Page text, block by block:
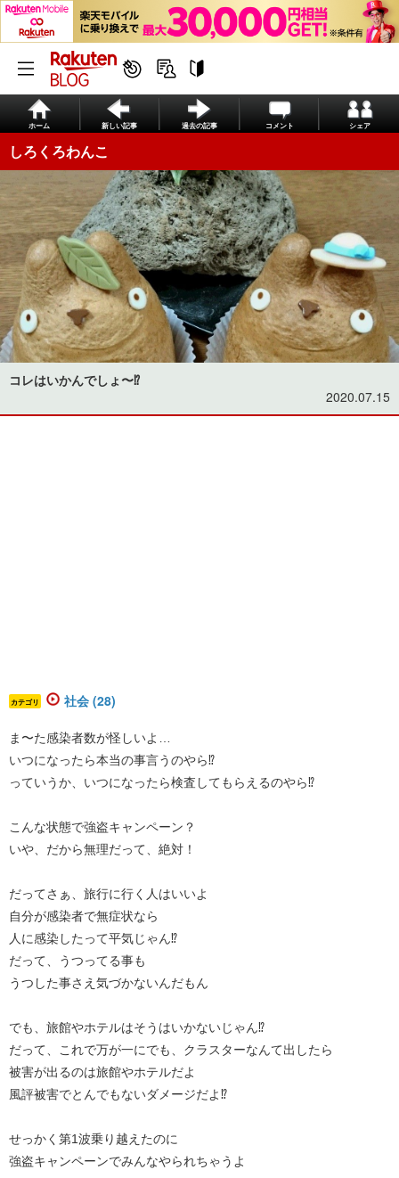
ホーム 新しい記事 過去の記事 コメント シェア
しろくろわんこ
コレはいかんでしょ〜⁉︎
2020.07.15
カテゴリ 社会 (28)
ま〜た感染者数が怪しいよ…
いつになったら本当の事言うのやら⁉︎
っていうか、いつになったら検査してもらえるのやら⁉︎
こんな状態で強盗キャンペーン？
いや、だから無理だって、絶対！
だってさぁ、旅行に行く人はいいよ
自分が感染者で無症状なら
人に感染したって平気じゃん⁉︎
だって、うつってる事も
うつした事さえ気づかないんだもん
でも、旅館やホテルはそうはいかないじゃん⁉︎
だって、これで万が一にでも、クラスターなんて出したら
被害が出るのは旅館やホテルだよ
風評被害でとんでもないダメージだよ⁉︎
せっかく第1波乗り越えたのに
強盗キャンペーンでみんなやられちゃうよ